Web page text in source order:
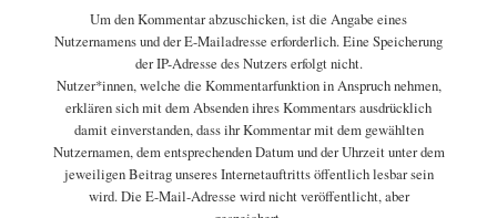
Um den Kommentar abzuschicken, ist die Angabe eines
Nutzernamens und der E-Mailadresse erforderlich. Eine Speicherung
der IP-Adresse des Nutzers erfolgt nicht.
Nutzer*innen, welche die Kommentarfunktion in Anspruch nehmen,
erklären sich mit dem Absenden ihres Kommentars ausdrücklich
damit einverstanden, dass ihr Kommentar mit dem gewählten
Nutzernamen, dem entsprechenden Datum und der Uhrzeit unter dem
jeweiligen Beitrag unseres Internetauftritts öffentlich lesbar sein
wird. Die E-Mail-Adresse wird nicht veröffentlicht, aber